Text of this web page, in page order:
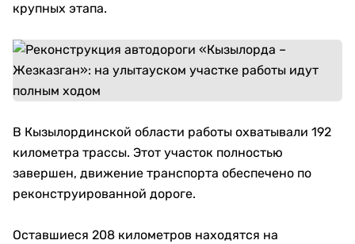
крупных этапа.
В Кызылординской области работы охватывали 192
километра трассы. Этот участок полностью
завершен, движение транспорта обеспечено по
реконструированной дороге.
Оставшиеся 208 километров находятся на